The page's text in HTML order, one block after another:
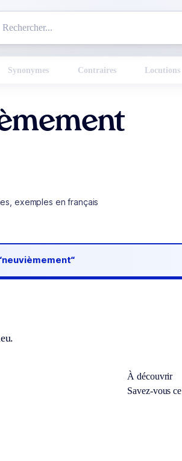
Synonymes Contraires Locutions
exemples en français
À découvrir
Savez-vous